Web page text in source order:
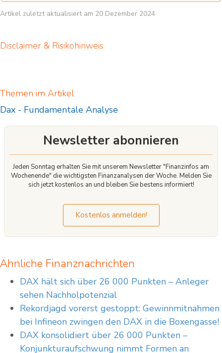
Artikel zuletzt aktualisiert am 20 Dezember 2024
Disclaimer & Risikohinweis
Themen im Artikel
Dax - Fundamentale Analyse
Newsletter abonnieren
Jeden Sonntag erhalten Sie mit unserem Newsletter "Finanzinfos am
Wochenende" die wichtigsten Finanzanalysen der Woche. Melden Sie
sich jetzt kostenlos an und bleiben Sie bestens informiert!
Kostenlos anmelden!
Ähnliche Finanznachrichten
DAX hält sich über 26 000 Punkten – Anleger
sehen Nachholpotenzial
Rekordjagd vorerst gestoppt: Gewinnmitnahmen
bei Infineon zwingen den DAX in die Boxengasse!
DAX konsolidiert über 26 000 Punkten –
Konjunkturaufschwung nimmt Formen an